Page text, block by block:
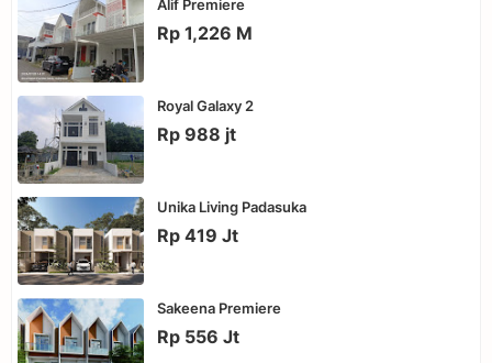
Alif Premiere
Rp 1,226 M
Royal Galaxy 2
Rp 988 jt
Unika Living Padasuka
Rp 419 Jt
Sakeena Premiere
Rp 556 Jt